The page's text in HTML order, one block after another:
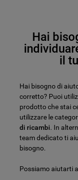
Hai
il
Hai bisogno di
corretto? Puoi
prodotto che stai
utilizzare le
di ricambi. In
team dedicato ti
bisogno.
Possiamo aiutarti